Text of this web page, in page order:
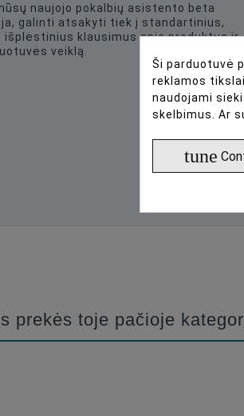
naujojo pokalbių asistento beta
galinti atsakyti tiek į standartinius,
išplėstinius klausimus apie produktus ir
veiklą.
prekės toje pačioje
Ši parduotuvė
reklamos
naudojami
skelbimus. Ar
tune